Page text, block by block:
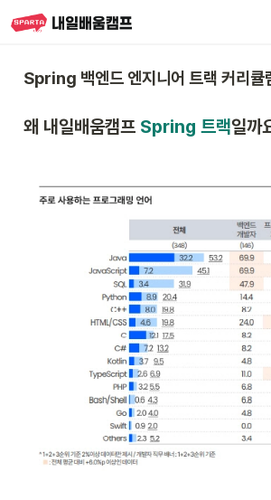
Spring 백엔드 엔지니어 트랙 커리큘
왜 내일배움캠프 Spring 트랙일까